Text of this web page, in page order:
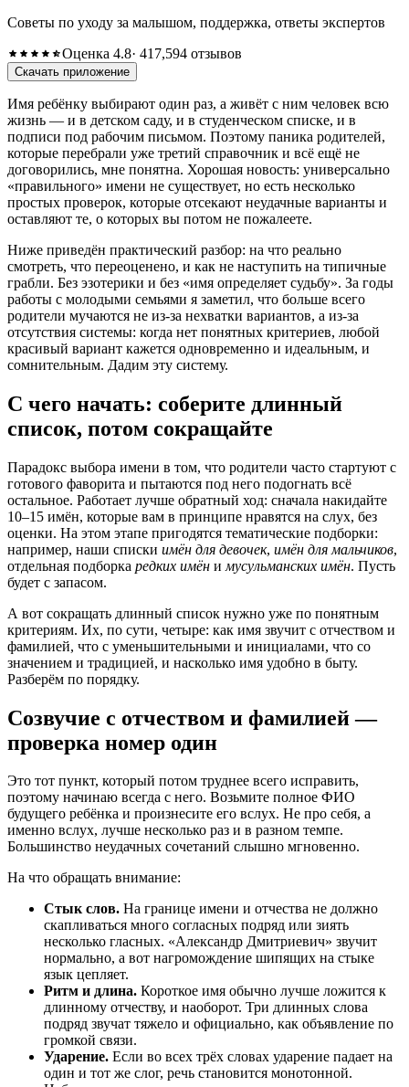
Советы по уходу за малышом, поддержка, ответы экспертов
Оценка 4.8· 417,594 отзывов
Скачать приложение
Имя ребёнку выбирают один раз, а живёт с ним человек всю
жизнь — и в детском саду, и в студенческом списке, и в
подписи под рабочим письмом. Поэтому паника родителей,
которые перебрали уже третий справочник и всё ещё не
договорились, мне понятна. Хорошая новость: универсально
«правильного» имени не существует, но есть несколько
простых проверок, которые отсекают неудачные варианты и
оставляют те, о которых вы потом не пожалеете.
Ниже приведён практический разбор: на что реально
смотреть, что переоценено, и как не наступить на типичные
грабли. Без эзотерики и без «имя определяет судьбу». За годы
работы с молодыми семьями я заметил, что больше всего
родители мучаются не из-за нехватки вариантов, а из-за
отсутствия системы: когда нет понятных критериев, любой
красивый вариант кажется одновременно и идеальным, и
сомнительным. Дадим эту систему.
С чего начать: соберите длинный
список, потом сокращайте
Парадокс выбора имени в том, что родители часто стартуют с
готового фаворита и пытаются под него подогнать всё
остальное. Работает лучше обратный ход: сначала накидайте
10–15 имён, которые вам в принципе нравятся на слух, без
оценки. На этом этапе пригодятся тематические подборки:
например, наши списки имён для девочек, имён для мальчиков,
отдельная подборка редких имён и мусульманских имён. Пусть
будет с запасом.
А вот сокращать длинный список нужно уже по понятным
критериям. Их, по сути, четыре: как имя звучит с отчеством и
фамилией, что с уменьшительными и инициалами, что со
значением и традицией, и насколько имя удобно в быту.
Разберём по порядку.
Созвучие с отчеством и фамилией —
проверка номер один
Это тот пункт, который потом труднее всего исправить,
поэтому начинаю всегда с него. Возьмите полное ФИО
будущего ребёнка и произнесите его вслух. Не про себя, а
именно вслух, лучше несколько раз и в разном темпе.
Большинство неудачных сочетаний слышно мгновенно.
На что обращать внимание:
Стык слов. На границе имени и отчества не должно
скапливаться много согласных подряд или зиять
несколько гласных. «Александр Дмитриевич» звучит
нормально, а вот нагромождение шипящих на стыке
язык цепляет.
Ритм и длина. Короткое имя обычно лучше ложится к
длинному отчеству, и наоборот. Три длинных слова
подряд звучат тяжело и официально, как объявление по
громкой связи.
Ударение. Если во всех трёх словах ударение падает на
один и тот же слог, речь становится монотонной.